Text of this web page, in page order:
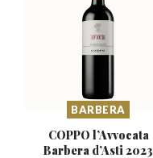
BARBERA
COPPO l’Avvocata
Barbera d’Asti 2023